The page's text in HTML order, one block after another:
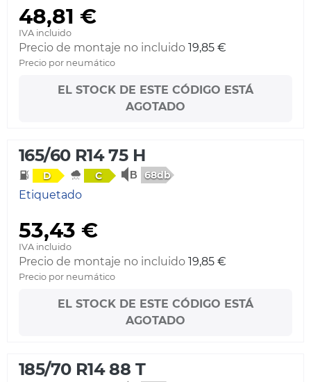
48,81 €
IVA incluido
Precio de montaje no incluido 19,85 €
Precio por neumático
EL STOCK DE ESTE CÓDIGO ESTÁ
AGOTADO
165/60 R14 75 H
D C 68db
Etiquetado
53,43 €
IVA incluido
Precio de montaje no incluido 19,85 €
Precio por neumático
EL STOCK DE ESTE CÓDIGO ESTÁ
AGOTADO
185/70 R14 88 T